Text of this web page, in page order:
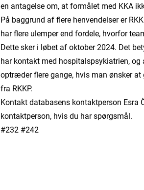
en antagelse om, at formålet med KKA
På baggrund af flere henvendelser er
har flere ulemper end fordele, hvorfor
Dette sker i løbet af oktober 2024. Det
har kontakt med hospitalspsykiatrien,
optræder flere gange, hvis man ønsker at
fra RKKP.
Kontakt databasens kontaktperson Esra
kontaktperson, hvis du har spørgsmål.
#232 #242